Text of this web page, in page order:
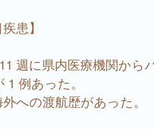
患】
週に県内医療機関から
例あった。
への渡航歴があった。